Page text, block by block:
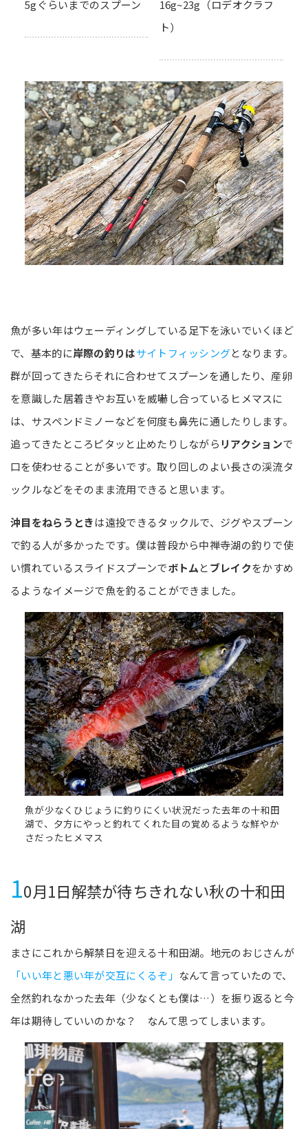
5gぐらいまでのスプーン
16g~23g（ロデオクラフ
ト）
魚が多い年はウェーディングしている足下を泳いでいくほど
で、基本的に岸際の釣りはサイトフィッシングとなります。
群が回ってきたらそれに合わせてスプーンを通したり、産卵
を意識した居着きやお互いを威嚇し合っているヒメマスに
は、サスペンドミノーなどを何度も鼻先に通したりします。
追ってきたところピタッと止めたりしながら リアクションで
口を使わせることが多いです。取り回しのよい長さの渓流タ
ックルなどをそのまま流用できると思います。
沖目をねらうときは遠投できるタックルで、ジグやスプーン
で釣る人が多かったです。僕は普段から中禅寺湖の釣りで使
い慣れているスライドスプーンでボトムとブレイクをかすめ
るようなイメージで魚を釣ることができました。
魚が少なくひじょうに釣りにくい状況だった去年の十和田
湖で、夕方にやっと釣れてくれた目の覚めるような鮮やか
さだったヒメマス
10月1日解禁が待ちきれない秋の十和田
湖
まさにこれから解禁日を迎える十和田湖。地元のおじさんが
「いい年と悪い年が交互にくるぞ」 なんて言っていたので、
全然釣れなかった去年（少なくとも僕は…）を振り返ると今
年は期待していいのかな？ なんて思ってしまいます。